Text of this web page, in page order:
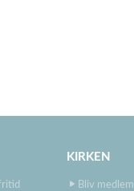
KIRKEN
Bliv medlem